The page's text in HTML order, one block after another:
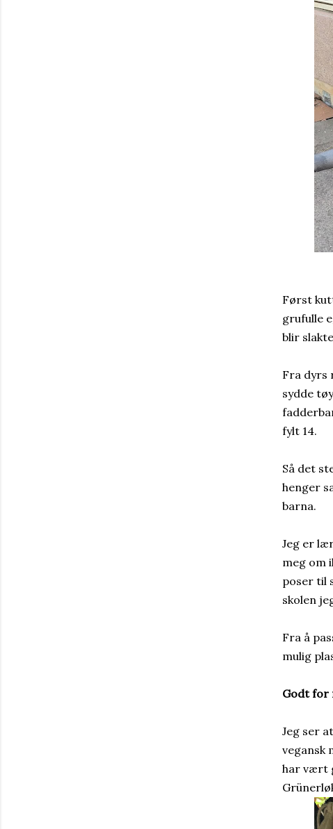
Først
grufulle
blir
Fra dyrs
sydde
fylt 14.
Så det
henger
barna.
Jeg er
meg om
poser til
skolen
Fra å
mulig
Godt for
Jeg ser
vegansk
har vært